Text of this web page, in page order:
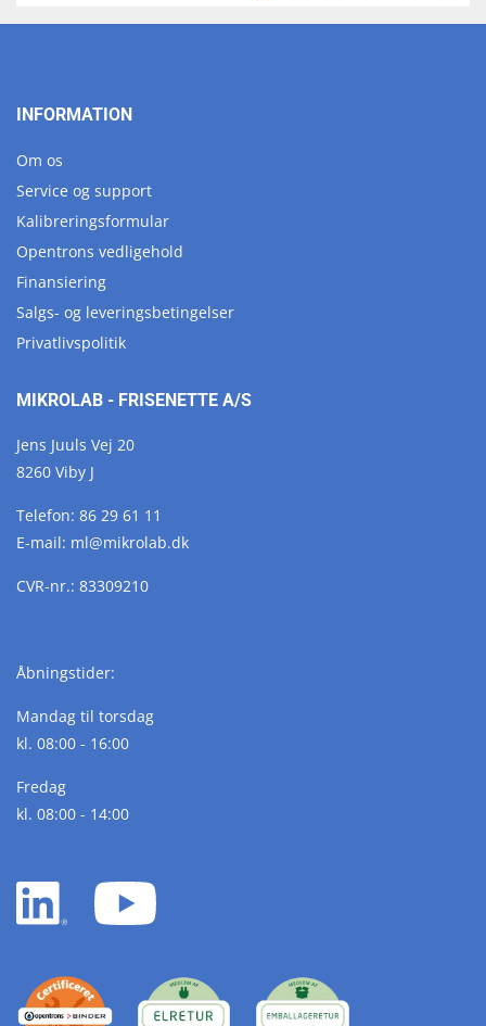
INFORMATION
Om os
Service og support
Kalibreringsformular
Opentrons vedligehold
Finansiering
Salgs- og leveringsbetingelser
Privatlivspolitik
MIKROLAB - FRISENETTE A/S
Jens Juuls Vej 20
8260 Viby J
Telefon: 86 29 61 11
E-mail: ml@mikrolab.dk
CVR-nr.: 83309210
Åbningstider:
Mandag til torsdag
kl. 08:00 - 16:00
Fredag
kl. 08:00 - 14:00
LinkedIn
white
YouTube
white